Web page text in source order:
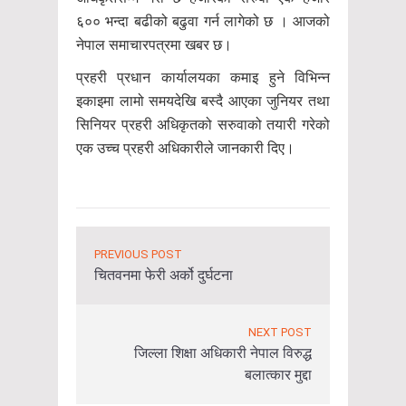
६०० भन्दा बढीको बढुवा गर्न लागेको छ । आजको
नेपाल समाचारपत्रमा खबर छ।
प्रहरी प्रधान कार्यालयका कमाइ हुने विभिन्न
इकाइमा लामो समयदेखि बस्दै आएका जुनियर तथा
सिनियर प्रहरी अधिकृतको सरुवाको तयारी गरेको
एक उच्च प्रहरी अधिकारीले जानकारी दिए।
PREVIOUS POST
चितवनमा फेरी अर्को दुर्घटना
NEXT POST
जिल्ला शिक्षा अधिकारी नेपाल विरुद्ध
बलात्कार मुद्दा